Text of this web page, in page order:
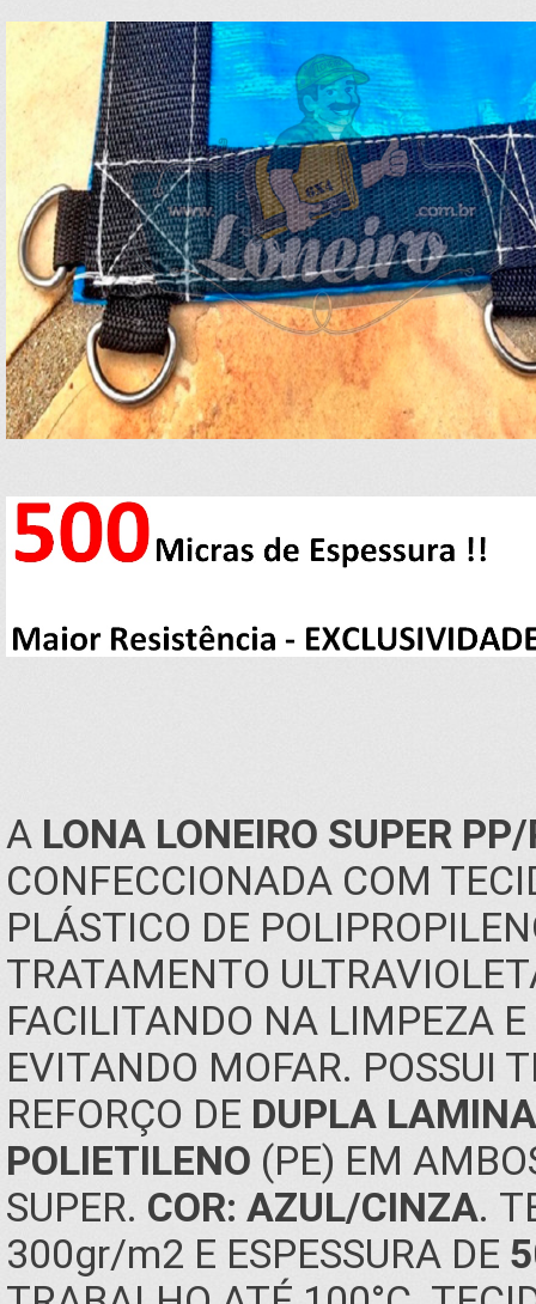
A LONA LONEIRO SUPER
CONFECCIONADA COM
PLÁSTICO DE
TRATAMENTO
FACILITANDO NA LIMPEZA
EVITANDO MOFAR. POSSUI
REFORÇO DE DUPLA
POLIETILENO (PE) EM
SUPER. COR: AZUL/CINZA.
300gr/m2 E ESPESSURA DE